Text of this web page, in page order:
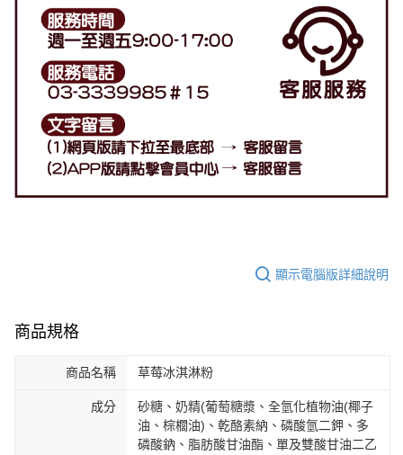
顯示電腦版詳細說明
商品規格
商品名稱 草莓冰淇淋粉
成分
砂糖、奶精(葡萄糖漿、全氫化植物油(椰子
油、棕櫚油)、乾酪素納、磷酸氫二鉀、多
磷酸鈉、脂肪酸甘油酯、單及雙酸甘油二乙